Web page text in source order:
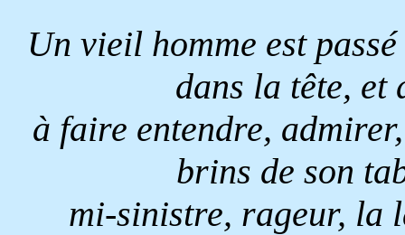
Un vieil homme est
dans la tête, et
à faire entendre,
brins de son
mi-sinistre, rageur, la